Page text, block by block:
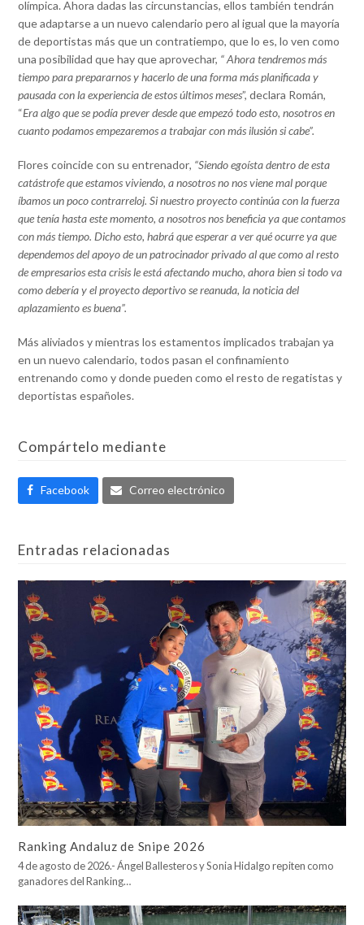
olímpica. Ahora dadas las circunstancias, ellos también tendrán
que adaptarse a un nuevo calendario pero al igual que la mayoría
de deportistas más que un contratiempo, que lo es, lo ven como
una posibilidad que hay que aprovechar, “ Ahora tendremos más
tiempo para prepararnos y hacerlo de una forma más planificada y
pausada con la experiencia de estos últimos meses”, declara Román,
“Era algo que se podía prever desde que empezó todo esto, nosotros en
cuanto podamos empezaremos a trabajar con más ilusión si cabe”.
Flores coincide con su entrenador, “Siendo egoísta dentro de esta
catástrofe que estamos viviendo, a nosotros no nos viene mal porque
íbamos un poco contrarreloj. Si nuestro proyecto continúa con la fuerza
que tenía hasta este momento, a nosotros nos beneficia ya que contamos
con más tiempo. Dicho esto, habrá que esperar a ver qué ocurre ya que
dependemos del apoyo de un patrocinador privado al que como al resto
de empresarios esta crisis le está afectando mucho, ahora bien si todo va
como debería y el proyecto deportivo se reanuda, la noticia del
aplazamiento es buena”.
Más aliviados y mientras los estamentos implicados trabajan ya
en un nuevo calendario, todos pasan el confinamiento
entrenando como y donde pueden como el resto de regatistas y
deportistas españoles.
Compártelo mediante
Facebook Correo electrónico
Entradas relacionadas
Ranking Andaluz de Snipe 2026
4 de agosto de 2026.- Ángel Ballesteros y Sonia Hidalgo repiten como
ganadores del Ranking…